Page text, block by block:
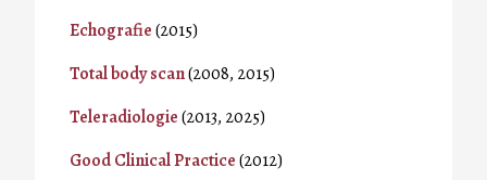
Echografie(2015)
Total body scan(2008, 2015)
Teleradiologie(2013, 2025)
Good Clinical Practice(2012)